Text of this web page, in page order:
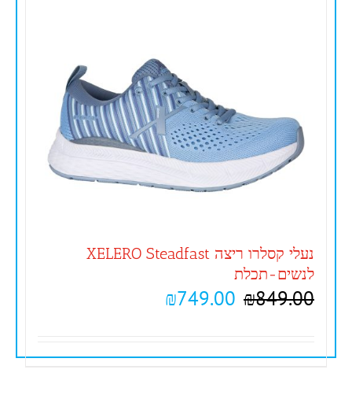
נעלי קסלרו ריצה XELERO Steadfast
לנשים-תכלת
₪849.00
₪749.00